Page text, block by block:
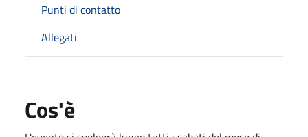
Punti di contatto
Allegati
Cos'è